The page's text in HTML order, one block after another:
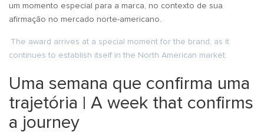
um momento especial para a marca, no contexto de sua
afirmação no mercado norte-americano.
The award arrives at a special moment for the brand, as it
continues to establish itself in the North American market.
Uma semana que confirma uma
trajetória | A week that confirms
a journey